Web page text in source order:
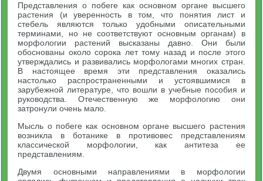
Представления о побеге как основном органе высшего
растения (и уверенность в том, что понятия лист и
стебель являются только удобными описательными
терминами, но не соответствуют основным органам) в
морфологии растений высказаны давно. Они были
обоснованы около сорока лет тому назад и после этого
утверждались и развивались морфологами многих стран.
В настоящее время эти представления оказались
настолько распространенными и устоявшимися в
зарубежной литературе, что вошли в учебные пособия и
руководства. Отечественную же морфологию они
затронули очень мало.
Мысль о побеге как основном органе высшего растения
возникла в ботанике в противовес представлениям
классической морфологии, как антитеза ее
представлениям.
Двумя основными направлениями в морфологии